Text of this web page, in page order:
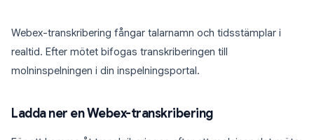
Webex-transkribering fångar talarnamn och tidsstämplar i
realtid. Efter mötet bifogas transkriberingen till
molninspelningen i din inspelningsportal.
Ladda ner en Webex-transkribering